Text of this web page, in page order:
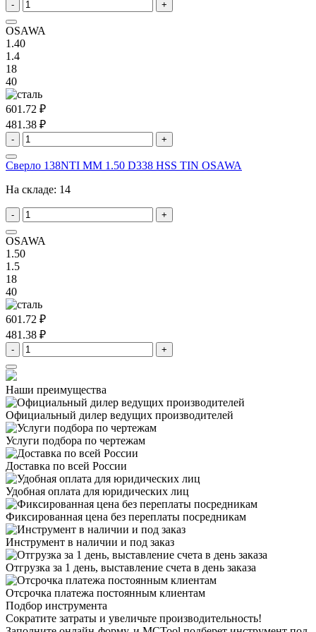
- +
OSAWA
1.40
1.4
18
40
601.72 ₽
481.38 ₽
- +
Сверло 138NTI MM 1.50 D338 HSS TIN OSAWA
На складе: 14
- +
OSAWA
1.50
1.5
18
40
601.72 ₽
481.38 ₽
- +
Наши преимущества
Официальный дилер ведущих производителей
Услуги подбора по чертежам
Доставка по всей России
Удобная оплата для юридических лиц
Фиксированная цена без переплаты посредникам
Инструмент в наличии и под заказ
Отгрузка за 1 день, выставление счета в день заказа
Отсрочка платежа постоянным клиентам
Подбор инструмента
Сократите затраты и увеличьте производительность!